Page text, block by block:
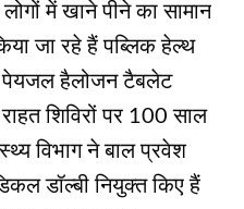
लोगों में खाने पीने का सामान
जा रहे हैं पब्लिक हेल्थ
पेयजल हैलोजन टैबलेट
शिविरों पर 100 साल
विभाग ने बाल प्रवेश
डॉल्बी नियुक्त किए हैं